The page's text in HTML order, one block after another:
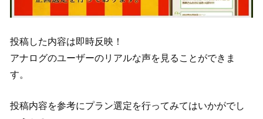
投稿した内容は即時反映！
アナログのユーザーのリアルな声を見ることができま
す。
投稿内容を参考にプラン選定を行ってみてはいかがでし